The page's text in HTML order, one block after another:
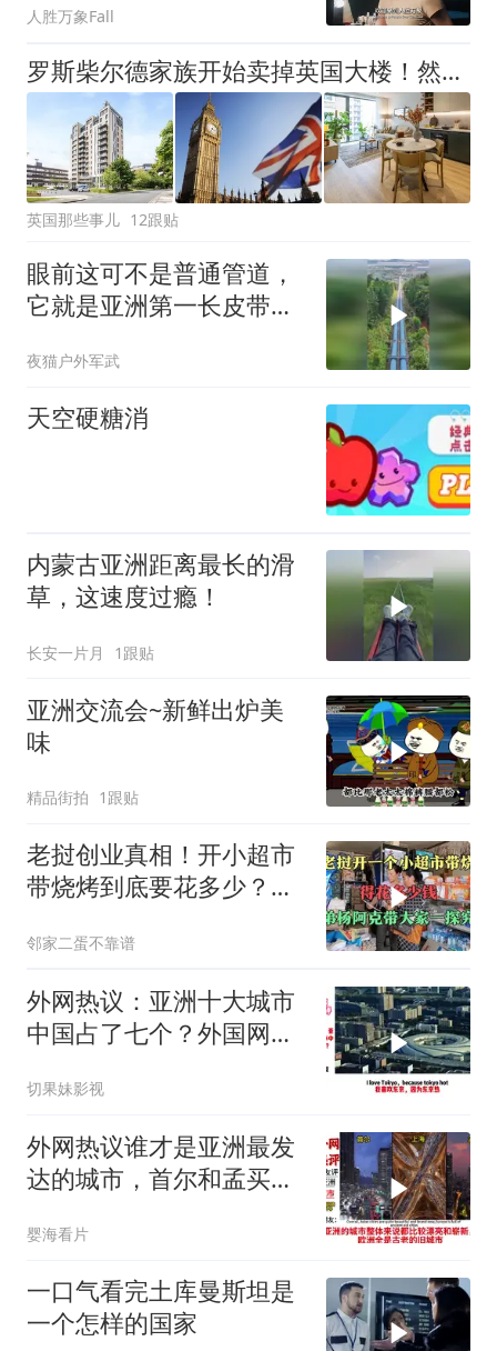
人胜万象Fall
罗斯柴尔德家族开始卖掉英国大楼！然而另一边，私募大鳄正悄悄接盘英国地产
英国那些事儿 12跟贴
眼前这可不是普通管道，
它就是亚洲第一长皮带廊
夜猫户外军武
天空硬糖消
内蒙古亚洲距离最长的滑
草，这速度过瘾！
长安一片月 1跟贴
亚洲交流会~新鲜出炉美
味
精品街拍 1跟贴
老挝创业真相！开小超市
带烧烤到底要花多少？三
邻家二蛋不靠谱
外网热议：亚洲十大城市
中国占了七个？外国网友
切果妹影视
外网热议谁才是亚洲最发
达的城市，首尔和孟买谁
婴海看片
一口气看完土库曼斯坦是
一个怎样的国家